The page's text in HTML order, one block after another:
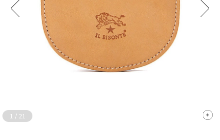
1 / 21